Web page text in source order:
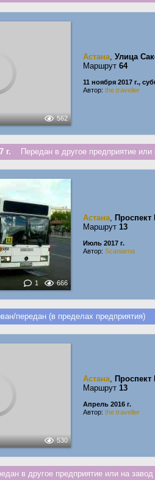
562
Астана, Улица
Маршрут 64
11 ноября 2017 г.,
Автор: the.traveller
г. Передан в другое предприятие или
1 666
Астана,
Маршрут 13
Июль 2017 г.
Автор: Scaniarna
передан (в пределах предприятия)
530
Астана,
Маршрут 13
Апрель 2016 г.
Автор: the.traveller
в другое предприятие или на завод